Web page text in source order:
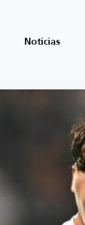
Noticias